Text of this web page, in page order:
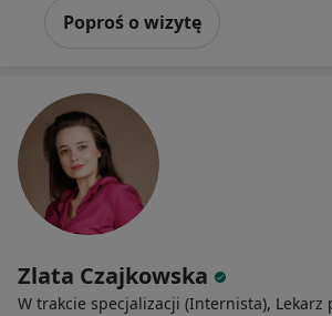
Poproś o wizytę
Zlata Czajkowska
W trakcie specjalizacji (Internista), Lekarz